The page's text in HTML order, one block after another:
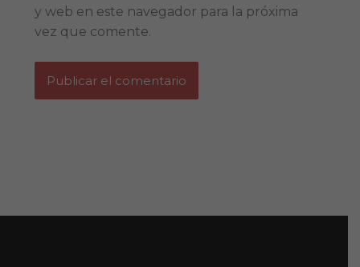
y web en este navegador para la próxima
vez que comente.